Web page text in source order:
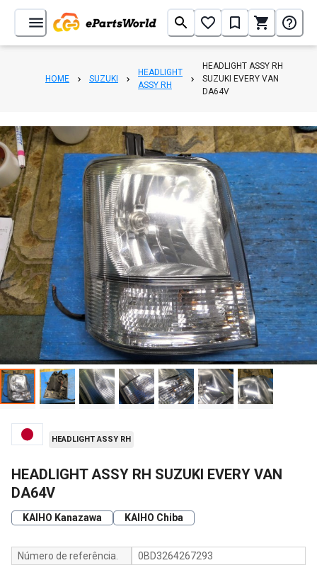
HOME SUZUKI
HEADLIGHT
ASSY RH
HEADLIGHT ASSY RH
SUZUKI EVERY VAN
DA64V
1/7
HEADLIGHT ASSY RH
HEADLIGHT ASSY RH SUZUKI EVERY VAN
DA64V
KAIHO Kanazawa KAIHO Chiba
Número de referência. 0BD3264267293